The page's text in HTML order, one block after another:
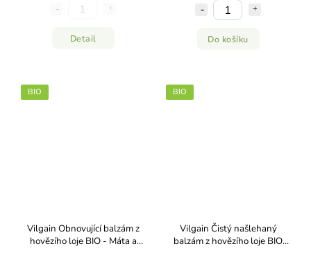
Detail Do košíku
BIO
Vilgain Obnovující balzám z
hovězího loje BIO ⁠- Máta a
BIO
Vilgain Čistý našlehaný
balzám z hovězího loje BIO